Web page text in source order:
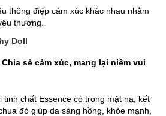
thông điệp cảm xúc khác nhau nhằm
thương.
Doll
Chia sẻ cảm xúc, mang lại niềm vui
chất Essence có trong mặt nạ, kết
đỏ giúp da sáng hồng, khỏe mạnh,